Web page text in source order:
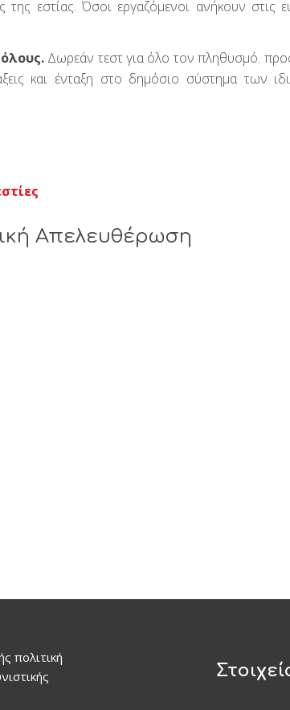
εστίας. Όσοι εργαζόμενοι ανήκουν στις
Δωρεάν τεστ για όλο τον πληθυσμό.
και ένταξη στο δημόσιο σύστημα των
Απελευθέρωση
πολιτική